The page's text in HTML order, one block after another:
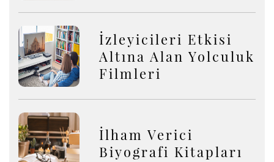
İzleyicileri Etkisi
Altına Alan Yolculuk
Filmleri
İlham Verici
Biyografi Kitapları